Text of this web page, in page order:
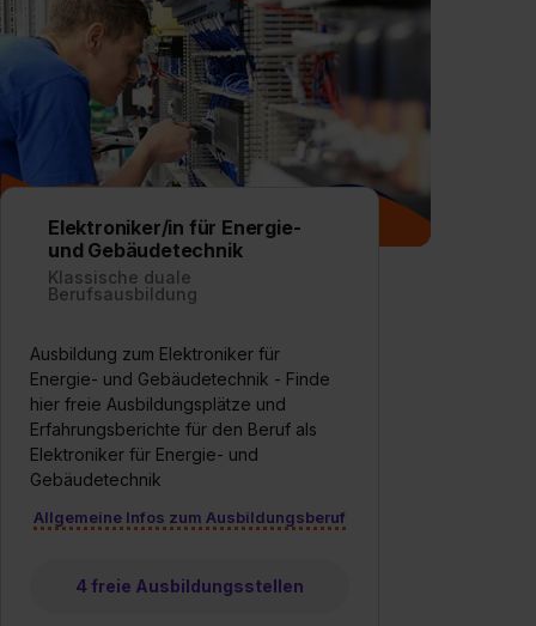
Elektroniker/in für Energie-
und Gebäudetechnik
Klassische duale
Berufsausbildung
Ausbildung zum Elektroniker für
Energie- und Gebäudetechnik - Finde
hier freie Ausbildungsplätze und
Erfahrungsberichte für den Beruf als
Elektroniker für Energie- und
Gebäudetechnik
Allgemeine Infos zum Ausbildungsberuf
4 freie Ausbildungsstellen